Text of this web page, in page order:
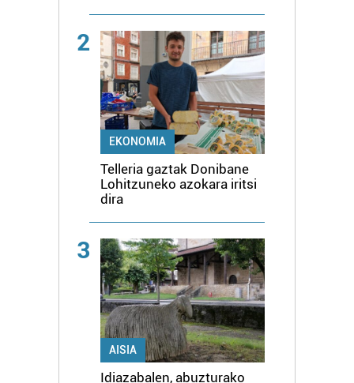
2
EKONOMIA
Telleria gaztak Donibane
Lohitzuneko azokara iritsi
dira
3
AISIA
Idiazabalen, abuzturako